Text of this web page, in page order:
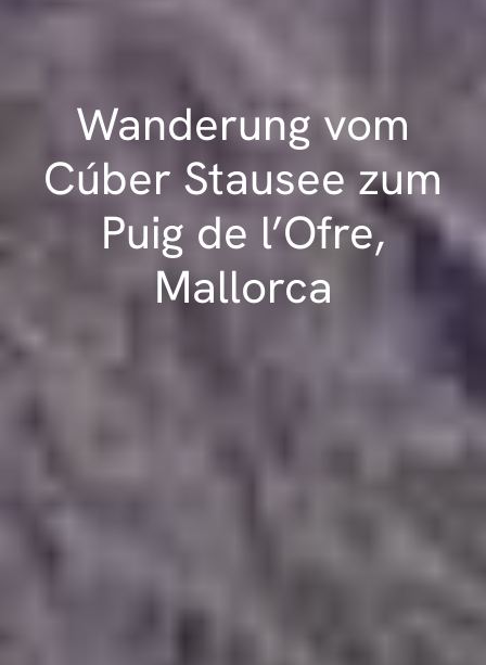
Wanderung vom
Cúber Stausee zum
Puig de l’Ofre,
Mallorca